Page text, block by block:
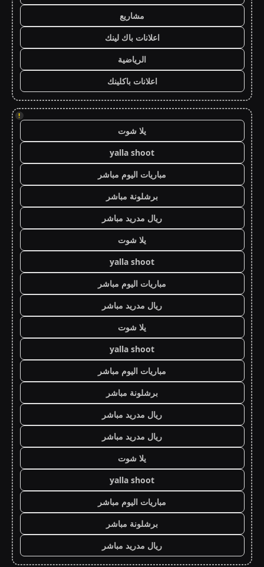
مشاريع
اعلانات باك لينك
الرياضية
اعلانات باكلينك
!
يلا شوت
yalla shoot
مباريات اليوم مباشر
برشلونة مباشر
ريال مدريد مباشر
يلا شوت
yalla shoot
مباريات اليوم مباشر
ريال مدريد مباشر
يلا شوت
yalla shoot
مباريات اليوم مباشر
برشلونة مباشر
ريال مدريد مباشر
ريال مدريد مباشر
يلا شوت
yalla shoot
مباريات اليوم مباشر
برشلونة مباشر
ريال مدريد مباشر